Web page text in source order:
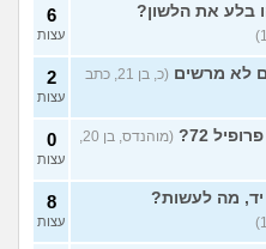
עצות
9
עצות
7
עצות
9
עצות
בלע את הלשון? 6
עצות
לא מרשים
(כ, בן 21, כתב
2
עצות
72?
(מוהנדס, בן 20,
0
עצות
מה לעשות? 8
עצות